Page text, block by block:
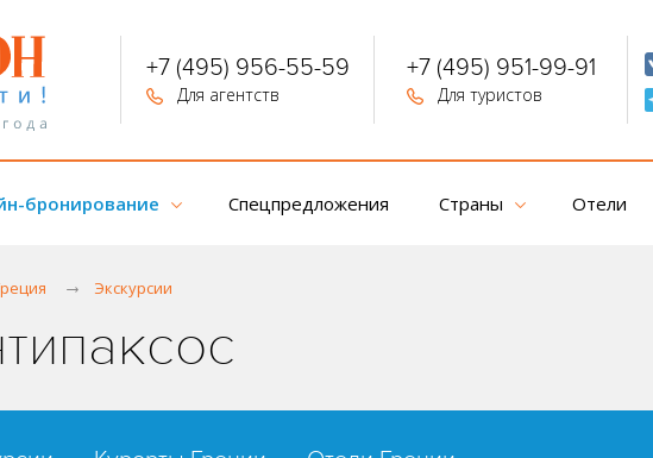
+7 (495) 956-55-59
Для агентств
+7 (495) 951-99-91
Для туристов
бронирование Спецпредложения Страны Отели
Экскурсии